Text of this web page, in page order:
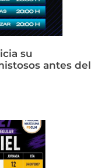
su
antes del